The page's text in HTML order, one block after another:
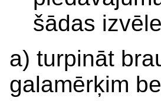
šādas
a) turpināt
galamērķim